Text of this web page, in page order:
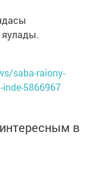
saba-raiony-
5866967
в